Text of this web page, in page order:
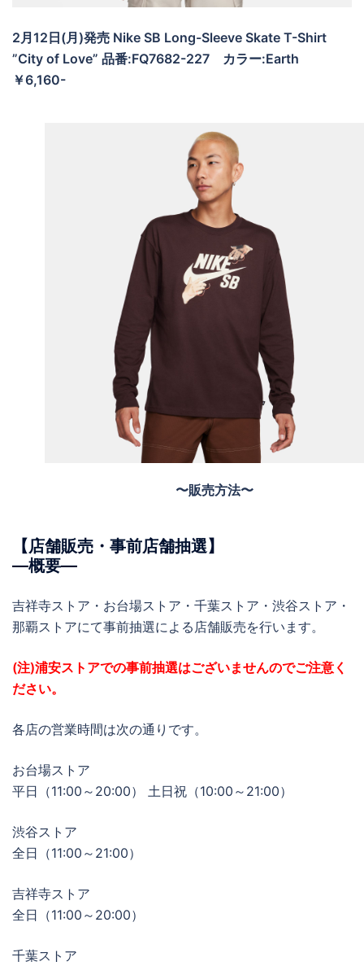
2月12日(月)発売 Nike SB Long-Sleeve Skate T-Shirt
”City of Love” 品番:FQ7682-227 カラー:Earth
￥6,160-
〜販売方法〜
【店舗販売・事前店舗抽選】
―概要―
吉祥寺ストア・お台場ストア・千葉ストア・渋谷ストア・
那覇ストアにて事前抽選による店舗販売を行います。
(注)浦安ストアでの事前抽選はございませんのでご注意く
ださい。
各店の営業時間は次の通りです。
お台場ストア
平日（11:00～20:00） 土日祝（10:00～21:00）
渋谷ストア
全日（11:00～21:00）
吉祥寺ストア
全日（11:00～20:00）
千葉ストア